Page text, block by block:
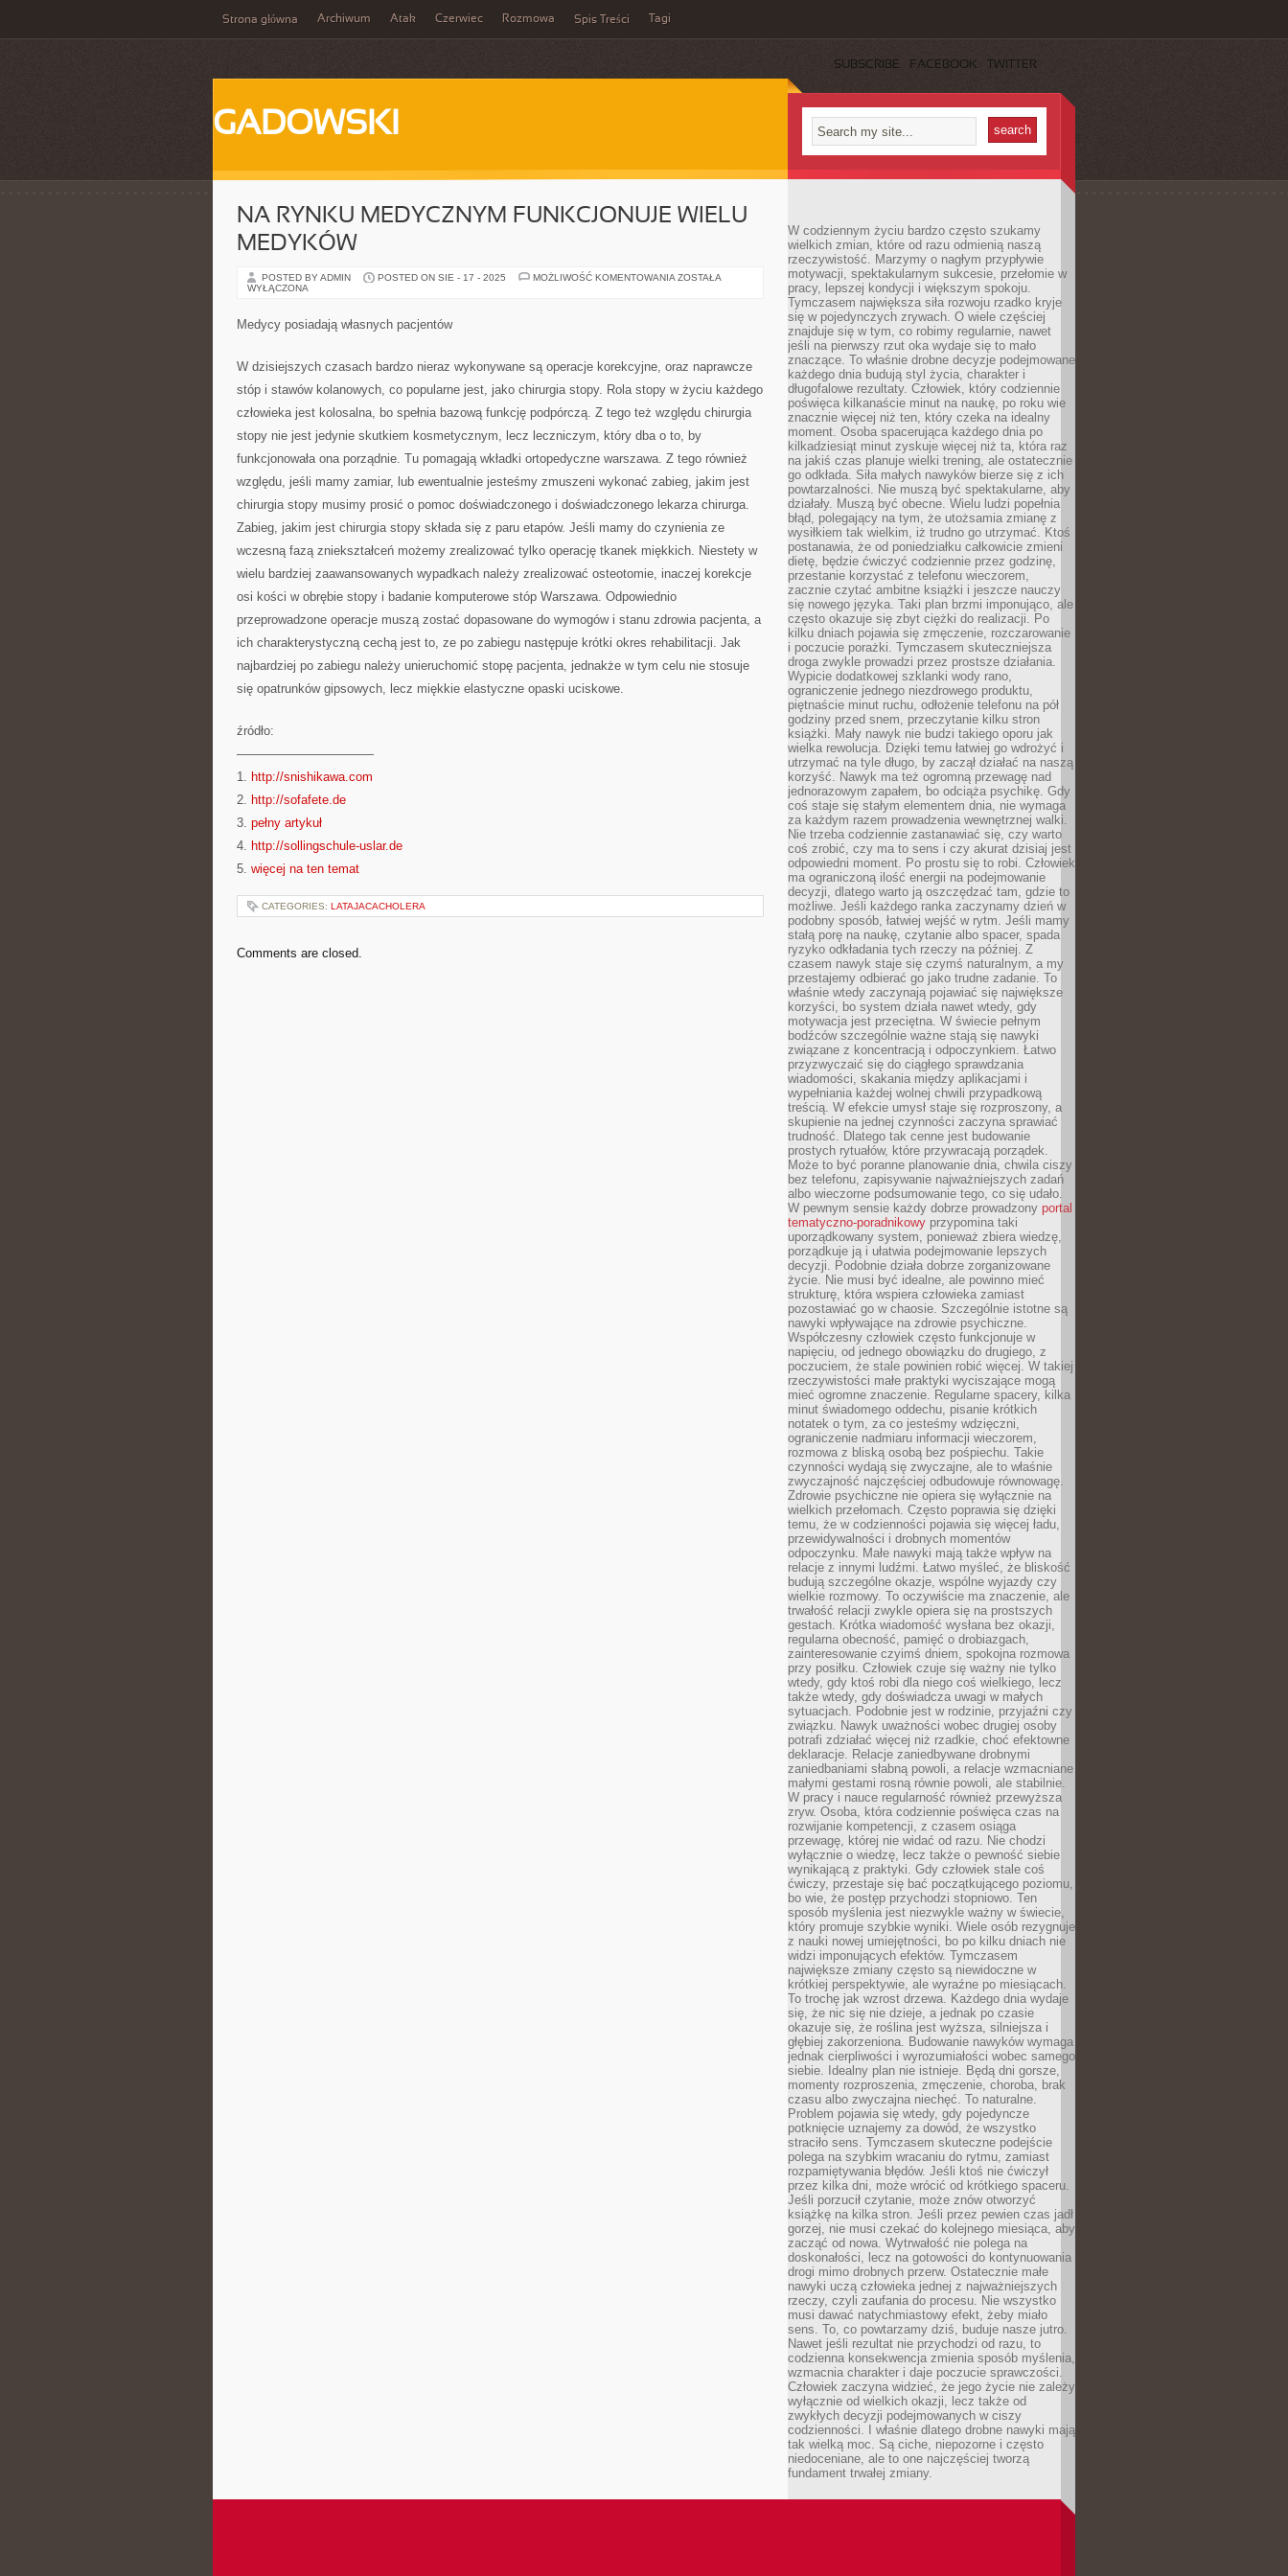
Strona główna Archiwum Atak Czerwiec Rozmowa Spis Treści Tagi
SUBSCRIBE FACEBOOK TWITTER
GADOWSKI
NA RYNKU MEDYCZNYM FUNKCJONUJE WIELU
MEDYKÓW
POSTED BY ADMIN POSTED ON SIE - 17 - 2025 MOŻLIWOŚĆ KOMENTOWANIA NA
ZOSTAŁA
WYŁĄCZONA
Medycy posiadają własnych pacjentów
W dzisiejszych czasach bardzo nieraz wykonywane są operacje korekcyjne, oraz naprawcze
stóp i stawów kolanowych, co popularne jest, jako chirurgia stopy. Rola stopy w życiu każdego
człowieka jest kolosalna, bo spełnia bazową funkcję podpórczą. Z tego też względu chirurgia
stopy nie jest jedynie skutkiem kosmetycznym, lecz leczniczym, który dba o to, by
funkcjonowała ona porządnie. Tu pomagają wkładki ortopedyczne warszawa. Z tego również
względu, jeśli mamy zamiar, lub ewentualnie jesteśmy zmuszeni wykonać zabieg, jakim jest
chirurgia stopy musimy prosić o pomoc doświadczonego i doświadczonego lekarza chirurga.
Zabieg, jakim jest chirurgia stopy składa się z paru etapów. Jeśli mamy do czynienia ze
wczesną fazą zniekształceń możemy zrealizować tylko operację tkanek miękkich. Niestety w
wielu bardziej zaawansowanych wypadkach należy zrealizować osteotomie, inaczej korekcje
osi kości w obrębie stopy i badanie komputerowe stóp Warszawa. Odpowiednio
przeprowadzone operacje muszą zostać dopasowane do wymogów i stanu zdrowia pacjenta, a
ich charakterystyczną cechą jest to, ze po zabiegu następuje krótki okres rehabilitacji. Jak
najbardziej po zabiegu należy unieruchomić stopę pacjenta, jednakże w tym celu nie stosuje
się opatrunków gipsowych, lecz miękkie elastyczne opaski uciskowe.
źródło:
———————————
1. http://snishikawa.com
2. http://sofafete.de
3. pełny artykuł
4. http://sollingschule-uslar.de
5. więcej na ten temat
CATEGORIES: LATAJACACHOLERA
Comments are closed.
W codziennym życiu bardzo często szukamy
wielkich zmian, które od razu odmienią naszą
rzeczywistość. Marzymy o nagłym przypływie
motywacji, spektakularnym sukcesie, przełomie w
pracy, lepszej kondycji i większym spokoju.
Tymczasem największa siła rozwoju rzadko kryje
się w pojedynczych zrywach. O wiele częściej
znajduje się w tym, co robimy regularnie, nawet
jeśli na pierwszy rzut oka wydaje się to mało
znaczące. To właśnie drobne decyzje podejmowane
każdego dnia budują styl życia, charakter i
długofalowe rezultaty. Człowiek, który codziennie
poświęca kilkanaście minut na naukę, po roku wie
znacznie więcej niż ten, który czeka na idealny
moment. Osoba spacerująca każdego dnia po
kilkadziesiąt minut zyskuje więcej niż ta, która raz
na jakiś czas planuje wielki trening, ale ostatecznie
go odkłada. Siła małych nawyków bierze się z ich
powtarzalności. Nie muszą być spektakularne, aby
działały. Muszą być obecne. Wielu ludzi popełnia
błąd, polegający na tym, że utożsamia zmianę z
wysiłkiem tak wielkim, iż trudno go utrzymać. Ktoś
postanawia, że od poniedziałku całkowicie zmieni
dietę, będzie ćwiczyć codziennie przez godzinę,
przestanie korzystać z telefonu wieczorem,
zacznie czytać ambitne książki i jeszcze nauczy
się nowego języka. Taki plan brzmi imponująco, ale
często okazuje się zbyt ciężki do realizacji. Po
kilku dniach pojawia się zmęczenie, rozczarowanie
i poczucie porażki. Tymczasem skuteczniejsza
droga zwykle prowadzi przez prostsze działania.
Wypicie dodatkowej szklanki wody rano,
ograniczenie jednego niezdrowego produktu,
piętnaście minut ruchu, odłożenie telefonu na pół
godziny przed snem, przeczytanie kilku stron
książki. Mały nawyk nie budzi takiego oporu jak
wielka rewolucja. Dzięki temu łatwiej go wdrożyć i
utrzymać na tyle długo, by zaczął działać na naszą
korzyść. Nawyk ma też ogromną przewagę nad
jednorazowym zapałem, bo odciąża psychikę. Gdy
coś staje się stałym elementem dnia, nie wymaga
za każdym razem prowadzenia wewnętrznej walki.
Nie trzeba codziennie zastanawiać się, czy warto
coś zrobić, czy ma to sens i czy akurat dzisiaj jest
odpowiedni moment. Po prostu się to robi. Człowiek
ma ograniczoną ilość energii na podejmowanie
decyzji, dlatego warto ją oszczędzać tam, gdzie to
możliwe. Jeśli każdego ranka zaczynamy dzień w
podobny sposób, łatwiej wejść w rytm. Jeśli mamy
stałą porę na naukę, czytanie albo spacer, spada
ryzyko odkładania tych rzeczy na później. Z
czasem nawyk staje się czymś naturalnym, a my
przestajemy odbierać go jako trudne zadanie. To
właśnie wtedy zaczynają pojawiać się największe
korzyści, bo system działa nawet wtedy, gdy
motywacja jest przeciętna. W świecie pełnym
bodźców szczególnie ważne stają się nawyki
związane z koncentracją i odpoczynkiem. Łatwo
przyzwyczaić się do ciągłego sprawdzania
wiadomości, skakania między aplikacjami i
wypełniania każdej wolnej chwili przypadkową
treścią. W efekcie umysł staje się rozproszony, a
skupienie na jednej czynności zaczyna sprawiać
trudność. Dlatego tak cenne jest budowanie
prostych rytuałów, które przywracają porządek.
Może to być poranne planowanie dnia, chwila ciszy
bez telefonu, zapisywanie najważniejszych zadań
albo wieczorne podsumowanie tego, co się udało.
W pewnym sensie każdy dobrze prowadzony portal
tematyczno-poradnikowy przypomina taki
uporządkowany system, ponieważ zbiera wiedzę,
porządkuje ją i ułatwia podejmowanie lepszych
decyzji. Podobnie działa dobrze zorganizowane
życie. Nie musi być idealne, ale powinno mieć
strukturę, która wspiera człowieka zamiast
pozostawiać go w chaosie. Szczególnie istotne są
nawyki wpływające na zdrowie psychiczne.
Współczesny człowiek często funkcjonuje w
napięciu, od jednego obowiązku do drugiego, z
poczuciem, że stale powinien robić więcej. W takiej
rzeczywistości małe praktyki wyciszające mogą
mieć ogromne znaczenie. Regularne spacery, kilka
minut świadomego oddechu, pisanie krótkich
notatek o tym, za co jesteśmy wdzięczni,
ograniczenie nadmiaru informacji wieczorem,
rozmowa z bliską osobą bez pośpiechu. Takie
czynności wydają się zwyczajne, ale to właśnie
zwyczajność najczęściej odbudowuje równowagę.
Zdrowie psychiczne nie opiera się wyłącznie na
wielkich przełomach. Często poprawia się dzięki
temu, że w codzienności pojawia się więcej ładu,
przewidywalności i drobnych momentów
odpoczynku. Małe nawyki mają także wpływ na
relacje z innymi ludźmi. Łatwo myśleć, że bliskość
budują szczególne okazje, wspólne wyjazdy czy
wielkie rozmowy. To oczywiście ma znaczenie, ale
trwałość relacji zwykle opiera się na prostszych
gestach. Krótka wiadomość wysłana bez okazji,
regularna obecność, pamięć o drobiazgach,
zainteresowanie czyimś dniem, spokojna rozmowa
przy posiłku. Człowiek czuje się ważny nie tylko
wtedy, gdy ktoś robi dla niego coś wielkiego, lecz
także wtedy, gdy doświadcza uwagi w małych
sytuacjach. Podobnie jest w rodzinie, przyjaźni czy
związku. Nawyk uważności wobec drugiej osoby
potrafi zdziałać więcej niż rzadkie, choć efektowne
deklaracje. Relacje zaniedbywane drobnymi
zaniedbaniami słabną powoli, a relacje wzmacniane
małymi gestami rosną równie powoli, ale stabilnie.
W pracy i nauce regularność również przewyższa
zryw. Osoba, która codziennie poświęca czas na
rozwijanie kompetencji, z czasem osiąga
przewagę, której nie widać od razu. Nie chodzi
wyłącznie o wiedzę, lecz także o pewność siebie
wynikającą z praktyki. Gdy człowiek stale coś
ćwiczy, przestaje się bać początkującego poziomu,
bo wie, że postęp przychodzi stopniowo. Ten
sposób myślenia jest niezwykle ważny w świecie,
który promuje szybkie wyniki. Wiele osób rezygnuje
z nauki nowej umiejętności, bo po kilku dniach nie
widzi imponujących efektów. Tymczasem
największe zmiany często są niewidoczne w
krótkiej perspektywie, ale wyraźne po miesiącach.
To trochę jak wzrost drzewa. Każdego dnia wydaje
się, że nic się nie dzieje, a jednak po czasie
okazuje się, że roślina jest wyższa, silniejsza i
głębiej zakorzeniona. Budowanie nawyków wymaga
jednak cierpliwości i wyrozumiałości wobec samego
siebie. Idealny plan nie istnieje. Będą dni gorsze,
momenty rozproszenia, zmęczenie, choroba, brak
czasu albo zwyczajna niechęć. To naturalne.
Problem pojawia się wtedy, gdy pojedyncze
potknięcie uznajemy za dowód, że wszystko
straciło sens. Tymczasem skuteczne podejście
polega na szybkim wracaniu do rytmu, zamiast
rozpamiętywania błędów. Jeśli ktoś nie ćwiczył
przez kilka dni, może wrócić od krótkiego spaceru.
Jeśli porzucił czytanie, może znów otworzyć
książkę na kilka stron. Jeśli przez pewien czas jadł
gorzej, nie musi czekać do kolejnego miesiąca, aby
zacząć od nowa. Wytrwałość nie polega na
doskonałości, lecz na gotowości do kontynuowania
drogi mimo drobnych przerw. Ostatecznie małe
nawyki uczą człowieka jednej z najważniejszych
rzeczy, czyli zaufania do procesu. Nie wszystko
musi dawać natychmiastowy efekt, żeby miało
sens. To, co powtarzamy dziś, buduje nasze jutro.
Nawet jeśli rezultat nie przychodzi od razu, to
codzienna konsekwencja zmienia sposób myślenia,
wzmacnia charakter i daje poczucie sprawczości.
Człowiek zaczyna widzieć, że jego życie nie zależy
wyłącznie od wielkich okazji, lecz także od
zwykłych decyzji podejmowanych w ciszy
codzienności. I właśnie dlatego drobne nawyki mają
tak wielką moc. Są ciche, niepozorne i często
niedoceniane, ale to one najczęściej tworzą
fundament trwałej zmiany.